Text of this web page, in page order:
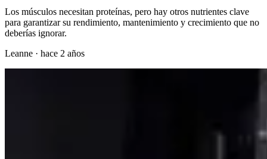
Los músculos necesitan proteínas, pero hay otros nutrientes clave
para garantizar su rendimiento, mantenimiento y crecimiento que no
deberías ignorar.
Leanne · hace 2 años